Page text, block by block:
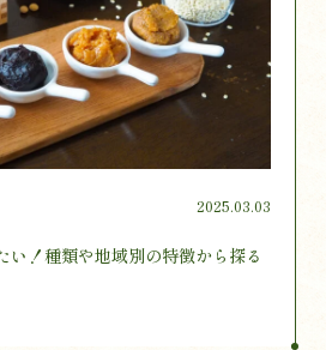
2025.03.03
い！種類や地域別の特徴から探る